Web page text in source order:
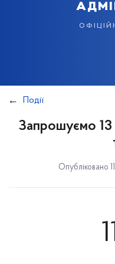
Події
Запрошуємо 13
Опубліковано